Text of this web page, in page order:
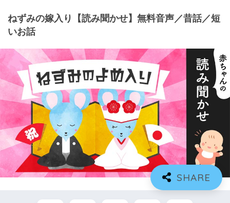
ねずみの嫁入り【読み聞かせ】無料音声／昔話／短
いお話